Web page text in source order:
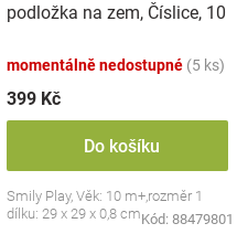
podložka na zem, Číslice, 10
momentálně nedostupné (5 ks)
399 Kč
Do košíku
Smily Play, Věk: 10 m+,rozměr 1
dílku: 29 x 29 x 0,8 cmKód: 88479801